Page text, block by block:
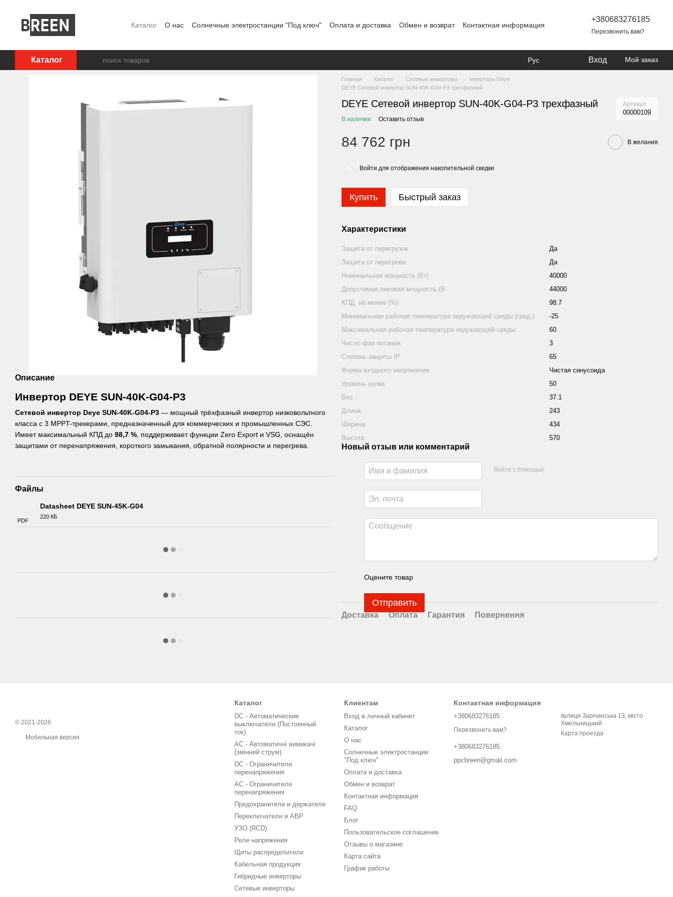
Каталог О нас Солнечные электростанции "Под ключ" Оплата и доставка Обмен и возврат
Контактная информация
+380683276185
Перезвонить вам?
Каталог Рус Вход Мой заказ
Описание
Инвертор DEYE SUN-40K-G04-P3
Сетевой инвертор Deye SUN-40K-G04-P3 — мощный трёхфазный инвертор низковольтного
класса с 3 MPPT-трекерами, предназначенный для коммерческих и промышленных СЭС.
Имеет максимальный КПД до 98,7 % , поддерживает функции Zero Export и VSG, оснащён
защитами от перенапряжения, короткого замыкания, обратной полярности и перегрева.
Файлы
PDF
Datasheet DEYE SUN-45K-G04
220 КБ
Главная Каталог Сетевые инверторы
Інверторы Deye
DEYE Сетевой инвертор SUN-40K-G04-P3 трехфазный
DEYE Сетевой инвертор SUN-40K-G04-P3 трехфазный Артикул
00000109
В наличии Оставить отзыв
84 762 грн В желания
Войти для отображения накопительной скидки
Купить Быстрый заказ
Характеристики
Защита от перегрузок
Да
Защита от перегрева
Да
Номинальная мощность (Вт)
40000
Допустимая пиковая мощность (В
44000
КПД, не менее (%)
98.7
Минимальная рабочая температура окружающей среды (град.)
-25
Максимальная рабочая температура окружающей среды
60
Число фаз питания
3
Степень защиты IP
65
Форма входного напряжения
Чистая синусоида
Уровень шума
50
Вес
37.1
Длина
243
Ширина
434
Высота
570
Новый отзыв или комментарий
Войти с помощью
Оцените товар
Отправить
Доставка Оплата Гарантия Повернення
© 2021-2026
Мобильная версия
Каталог
DC - Автоматические
выключатели (Постоянный
ток)
AC - Автоматичні вимикачі
(змінний струм)
DC - Ограничители
перенапряжения
AC - Ограничители
перенапряжения
Предохранители и держатели
Переключатели и АВР
УЗО (RCD)
Реле напряжения
Щиты распределители
Кабельная продукция
Гибридные инверторы
Сетевые инверторы
Клиентам
Вход в личный кабинет
Каталог
О нас
Солнечные электростанции
"Под ключ"
Оплата и доставка
Обмен и возврат
Контактная информация
FAQ
Блог
Пользовательское соглашение
Отзывы о магазине
Карта сайта
График работы
Контактная информация
+380683276185
Перезвонить вам?
+380683276185
ppcbreen@gmail.com
вулиця Зарічанська 13, місто
Хмельницький
Карта проезда